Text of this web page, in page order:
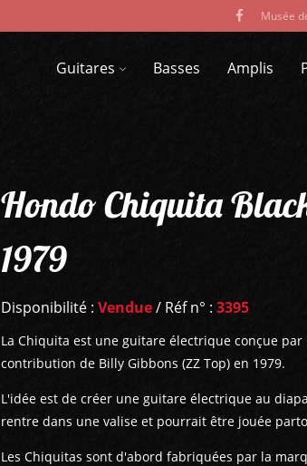
Musée
Guitares Basses Amplis
Hondo Chiquita
1979
Disponibilité : Vendue/ Réf n° : 3395
La Chiquita est une guitare électrique conçue par
contribution de Billy Gibbons (ZZ Top) en 1979.
L'idée est de créer une guitare électrique au
rentre dans une valise et pourrait être jouée
Les Chiquitas sont d'abord fabriquées par la